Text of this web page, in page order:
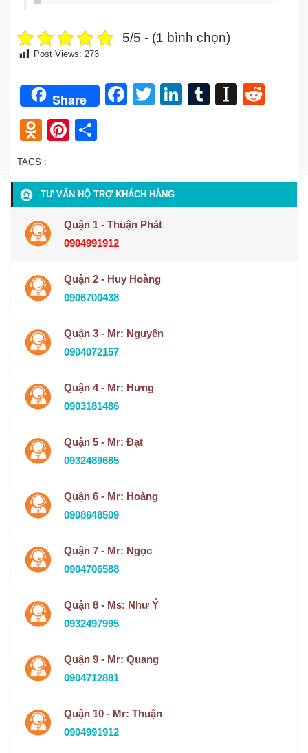
5/5 - (1 bình chọn)
Post Views: 273
Share Facebook
TwitterLinkedIn
Tumblr
Odnoklassniki
Pinterest
TAGS :
TƯ VẤN HỘ TRỢ KHÁCH HÀNG
Quận 1 - Thuận Phát
0904991912
Quận 2 - Huy Hoàng
0906700438
Quận 3 - Mr: Nguyên
0904072157
Quận 4 - Mr: Hưng
0903181486
Quận 5 - Mr: Đạt
0932489685
Quận 6 - Mr: Hoàng
0908648509
Quận 7 - Mr: Ngọc
0904706588
Quận 8 - Ms: Như Ý
0932497995
Quận 9 - Mr: Quang
0904712881
Quận 10 - Mr: Thuận
0904991912